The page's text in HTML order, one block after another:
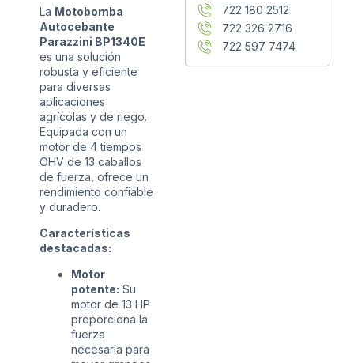
La Motobomba
Autocebante
Parazzini BP1340E
es una solución
robusta y eficiente
para diversas
aplicaciones
agrícolas y de riego.
Equipada con un
motor de 4 tiempos
OHV de 13 caballos
de fuerza, ofrece un
rendimiento confiable
y duradero.
Características
destacadas:
Motor
potente: Su
motor de 13 HP
proporciona la
fuerza
necesaria para
722 180 2512
722 326 2716
722 597 7474